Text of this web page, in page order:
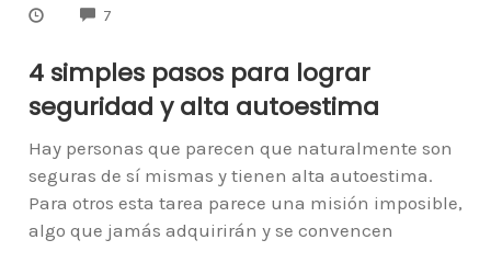
7
4 simples pasos para lograr
seguridad y alta autoestima
Hay personas que parecen que naturalmente son
seguras de sí mismas y tienen alta autoestima.
Para otros esta tarea parece una misión imposible,
algo que jamás adquirirán y se convencen